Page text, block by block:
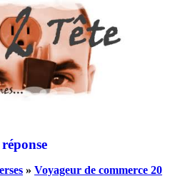
» Voyageur de commerce 20